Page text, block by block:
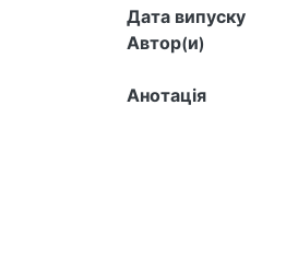
Дата випуску
Автор(и)
Анотація